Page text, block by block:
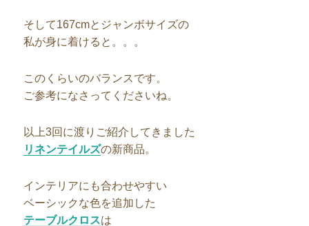
そして167cmとジャンボサイズの
私が身に着けると。。。
このくらいのバランスです。
ご参考になさってくださいね。
以上3回に渡りご紹介してきました
リネンテイルズの新商品。
インテリアにも合わせやすい
ベーシックな色を追加した
テーブルクロスは